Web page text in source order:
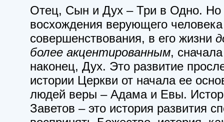
Отец, Сын и Дух – Три в Одно. Но
восхождения верующего
совершенствования, в его жизни
более акцентированным,
наконец, Дух. Это развитие
истории Церкви от начала ее
людей веры – Адама и Евы.
Заветов – это история развития